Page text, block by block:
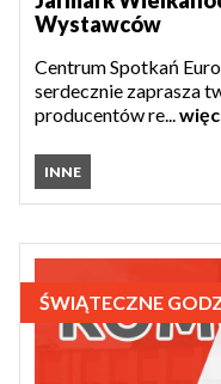
Wystawców
Centrum Spotkań
serdecznie zaprasza
producentów re...
INNE
ŚWIĄTECZNE